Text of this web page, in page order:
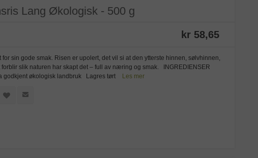
Lang Økologisk - 500 g
kr 58,65
sin gode smak. Risen er upolert, det vil si at den ytterste hinnen, sølvhinnen,
forblir slik naturen har skapt det – full av næring og smak. INGREDIENSER
godkjent økologisk landbruk Lagres tørt
Les mer